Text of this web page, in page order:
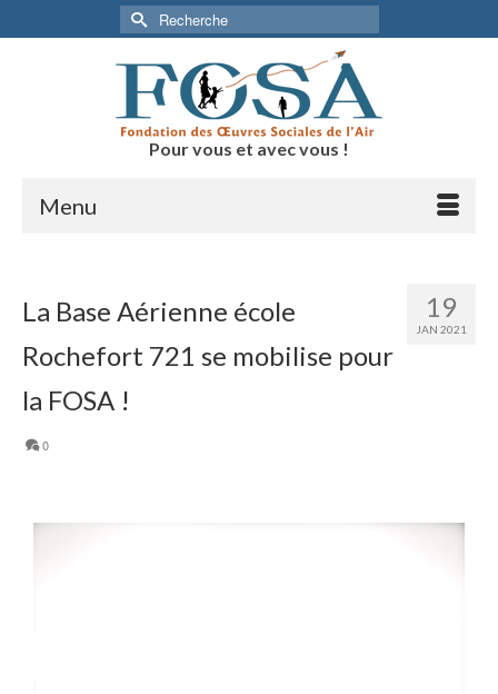
Pour vous et avec vous !
Menu
19
JAN 2021
La Base Aérienne école
Rochefort 721 se mobilise pour
la FOSA !
0